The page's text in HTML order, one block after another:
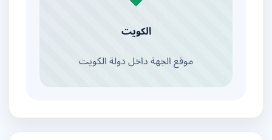
الكويت
موقع الجهة داخل دولة الكويت